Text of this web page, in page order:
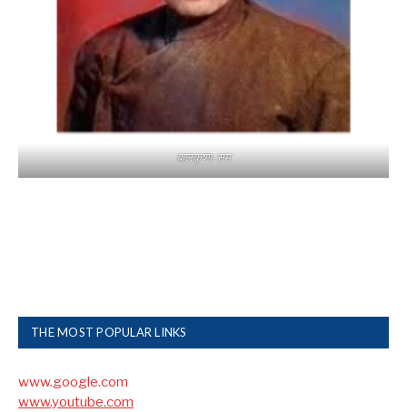
बालकृष्ण-सम
THE MOST POPULAR LINKS
www.google.com
www.youtube.com